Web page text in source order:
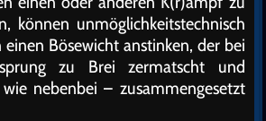
können unmöglichkeitstechnisch
Bösewicht anstinken, der bei
zu Brei zermatscht und
nebenbei – zusammengesetzt